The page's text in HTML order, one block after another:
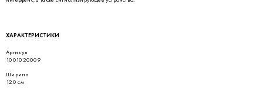
ХАРАКТЕРИСТИКИ
Артикул
1001020009
Ширина
120 см